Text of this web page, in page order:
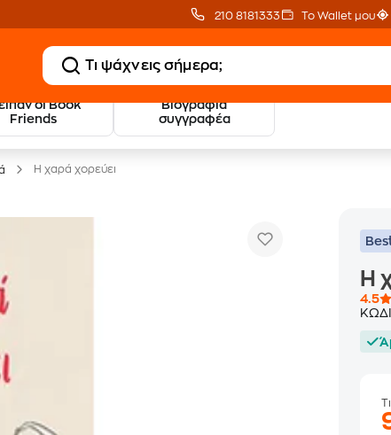
210 8181333 Το Wallet μου
οι Book
Friends
Βιογραφία
συγγραφέα
20 € Public επιστροφή
με Snappi με Public+ Delivery
Η χαρά χορεύει
Η
4.5